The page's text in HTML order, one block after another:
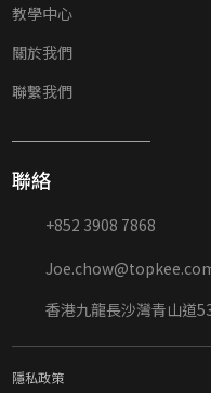
教學中心
關於我們
聯繫我們
聯絡
+852 3908 7868
香港九龍長沙灣青山道
隱私政策